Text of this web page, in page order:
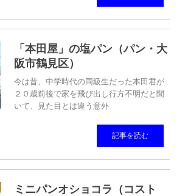
「本田屋」の塩パン（パン・大
阪市鶴見区）
今は昔、中学時代の同級生だった本田君が
２０歳前後で家を飛び出し行方不明だと聞
いて、見た目とは違う意外
記事を読む
ミニパンオショコラ（コスト